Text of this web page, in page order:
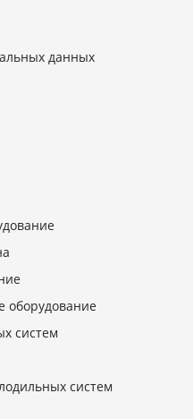
данных
оборудование
систем
систем